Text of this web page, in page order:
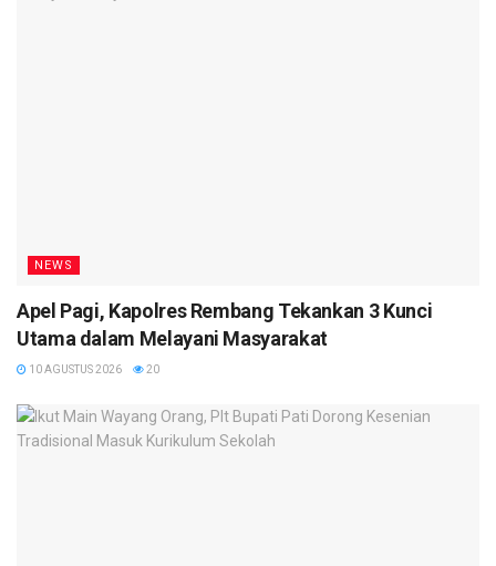
NEWS
Apel Pagi, Kapolres Rembang Tekankan 3 Kunci
Utama dalam Melayani Masyarakat
10 AGUSTUS 2026 20